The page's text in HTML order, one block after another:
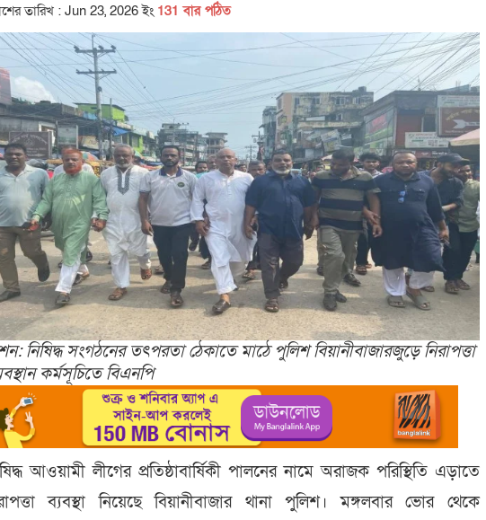
তারিখ : Jun 23, 2026 ইং 131 বার পঠিত
নিষিদ্ধ সংগঠনের তৎপরতা ঠেকাতে মাঠে পুলিশ বিয়ানীবাজারজুড়ে নিরাপত্তা
কর্মসূচিতে বিএনপি
আওয়ামী লীগের প্রতিষ্ঠাবার্ষিকী পালনের নামে অরাজক পরিস্থিতি এড়াতে
ব্যবস্থা নিয়েছে বিয়ানীবাজার থানা পুলিশ। মঙ্গলবার ভোর থেকে